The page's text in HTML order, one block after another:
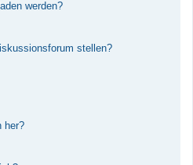
werden?
stellen?
her?